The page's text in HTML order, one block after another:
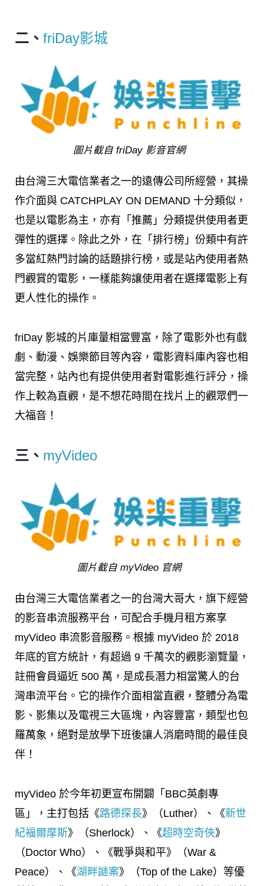
二、 friDay影城
圖片截自 friDay 影音官網
由台灣三大電信業者之一的遠傳公司所經營，其操
作介面與 CATCHPLAY ON DEMAND 十分類似，
也是以電影為主，亦有「推薦」分類提供使用者更
彈性的選擇。除此之外，在「排行榜」份類中有許
多當紅熱門討論的話題排行榜，或是站內使用者熱
門觀賞的電影，一樣能夠讓使用者在選擇電影上有
更人性化的操作。
friDay 影城的片庫量相當豐富，除了電影外也有戲
劇、動漫、娛樂節目等內容，電影資料庫內容也相
當完整，站內也有提供使用者對電影進行評分，操
作上較為直觀，是不想花時間在找片上的觀眾們一
大福音！
三、 myVideo
圖片截自 myVideo 官網
由台灣三大電信業者之一的台灣大哥大，旗下經營
的影音串流服務平台，可配合手機月租方案享
myVideo 串流影音服務。根據 myVideo 於 2018
年底的官方統計，有超過 9 千萬次的觀影瀏覽量，
註冊會員逼近 500 萬，是成長潛力相當驚人的台
灣串流平台。它的操作介面相當直觀，整體分為電
影、影集以及電視三大區塊，內容豐富，類型也包
羅萬象，絕對是放學下班後讓人消磨時間的最佳良
伴！
myVideo 於今年初更宣布開闢「BBC英劇專
區」，主打包括《路德探長》（Luther）、《新世
紀福爾摩斯》（Sherlock）、《超時空奇俠》
（Doctor Who）、《戰爭與和平》（War &
Peace）、《湖畔謎案》（Top of the Lake）等優